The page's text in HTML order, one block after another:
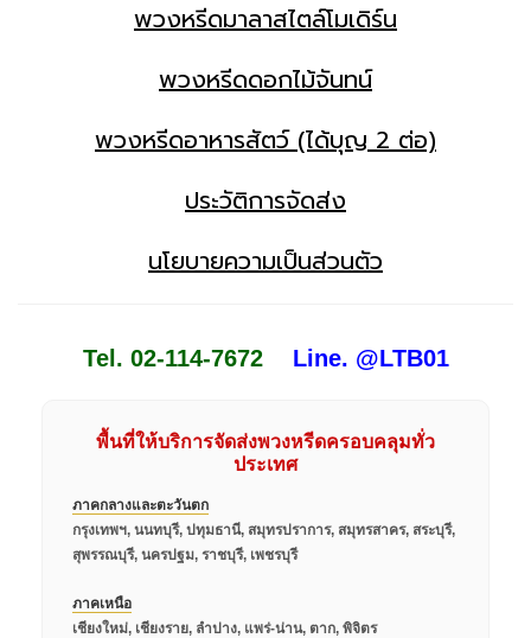
พวงหรีดมาลาสไตล์โมเดิร์น
พวงหรีดดอกไม้จันทน์
พวงหรีดอาหารสัตว์ (ได้บุญ 2 ต่อ)
ประวัติการจัดส่ง
นโยบายความเป็นส่วนตัว
Tel. 02-114-7672 Line. @LTB01
พื้นที่ให้บริการจัดส่งพวงหรีดครอบคลุมทั่ว
ประเทศ
ภาคกลางและตะวันตก
กรุงเทพฯ, นนทบุรี, ปทุมธานี, สมุทรปราการ, สมุทรสาคร, สระบุรี,
สุพรรณบุรี, นครปฐม, ราชบุรี, เพชรบุรี
ภาคเหนือ
เชียงใหม่, เชียงราย, ลำปาง, แพร่-น่าน, ตาก, พิจิตร